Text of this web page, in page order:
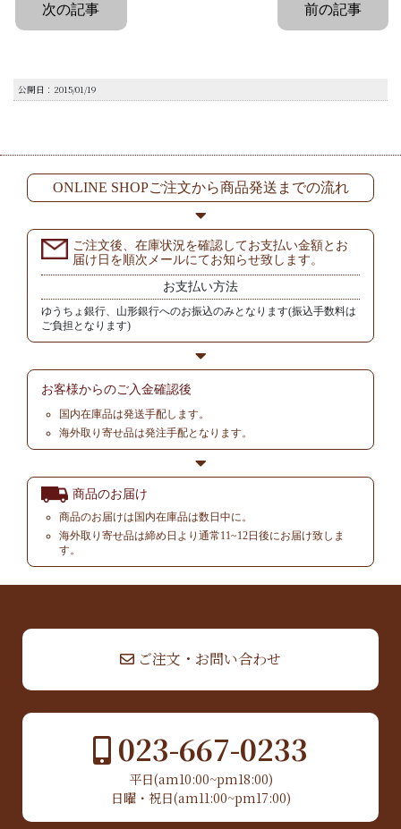
次の記事 前の記事
公開日：2015/01/19
ONLINE SHOPご注文から商品発送までの流れ
ご注文後、在庫状況を確認してお支払い金額とお
届け日を順次メールにてお知らせ致します。
お支払い方法
ゆうちょ銀行、山形銀行へのお振込のみとなります(振込手数料は
ご負担となります)
お客様からのご入金確認後
国内在庫品は発送手配します。
海外取り寄せ品は発注手配となります。
商品のお届け
商品のお届けは国内在庫品は数日中に。
海外取り寄せ品は締め日より通常11~12日後にお届け致しま
す。
ご注文・お問い合わせ
023-667-0233
平日(am10:00~pm18:00)
日曜・祝日(am11:00~pm17:00)